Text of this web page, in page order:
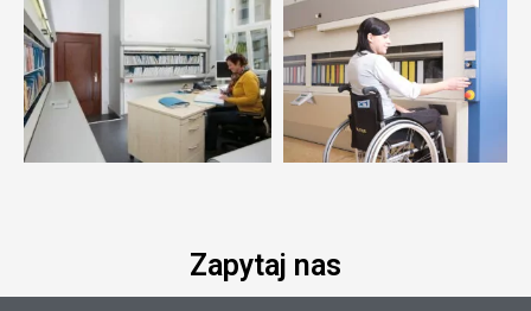
Zapytaj nas